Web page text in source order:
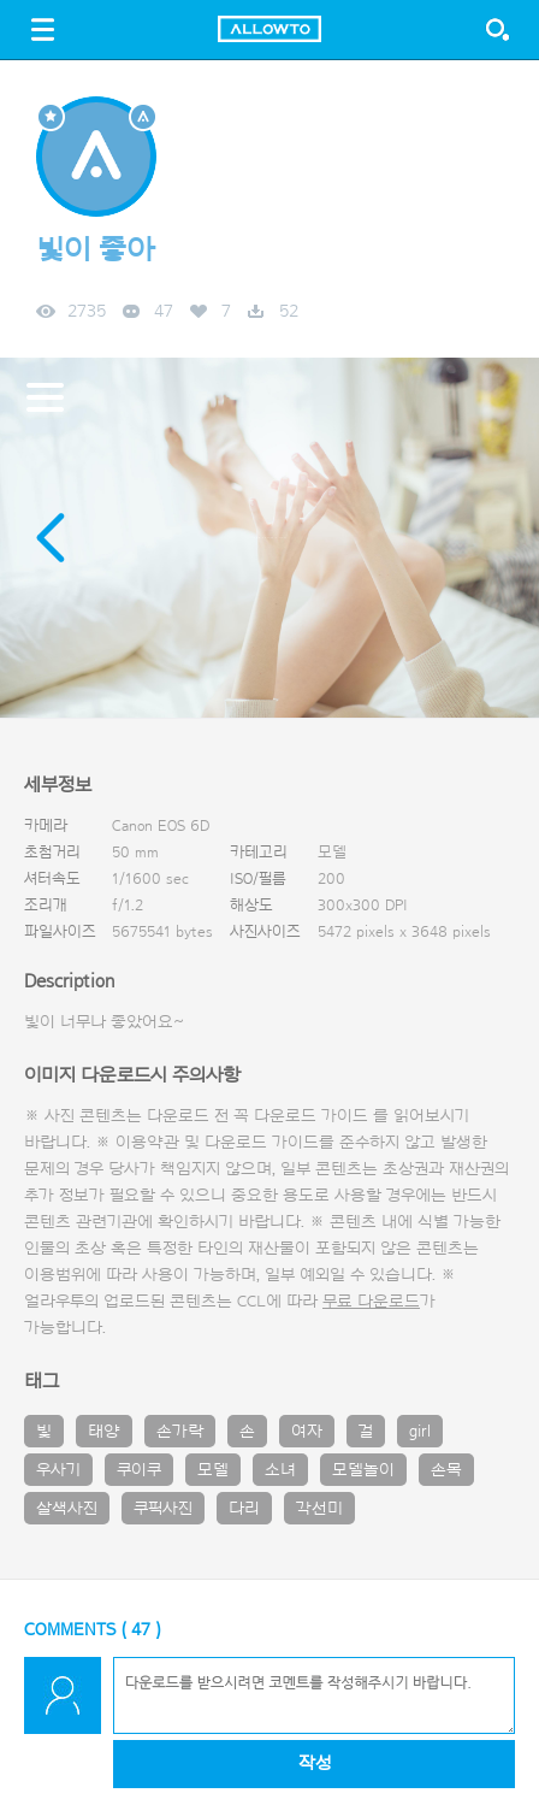
FREE DOWNLOAD
빛이 좋아
2735 47 7 52
세부정보
카메라
Canon EOS 6D
초첨거리
50 mm 카테고리
모델
셔터속도
1/1600 sec ISO/필름
200
조리개
f/1.2 해상도
300x300 DPI
파일사이즈
5675541 bytes 사진사이즈 5472 pixels x 3648 pixels
Description
빛이 너무나 좋았어요~
이미지 다운로드시 주의사항
※ 사진 콘텐츠는 다운로드 전 꼭 다운로드 가이드 를 읽어보시기
바랍니다. ※ 이용약관 및 다운로드 가이드를 준수하지 않고 발생한
문제의 경우 당사가 책임지지 않으며, 일부 콘텐츠는 초상권과 재산권의
추가 정보가 필요할 수 있으니 중요한 용도로 사용할 경우에는 반드시
콘텐츠 관련기관에 확인하시기 바랍니다. ※ 콘텐츠 내에 식별 가능한
인물의 초상 혹은 특정한 타인의 재산물이 포함되지 않은 콘텐츠는
이용범위에 따라 사용이 가능하며, 일부 예외일 수 있습니다. ※
얼라우투의 업로드된 콘텐츠는 CCL에 따라 무료 다운로드가
가능합니다.
태그
빛 태양 손가락 손 여자 걸 girl
우사기 쿠이쿠 모델 소녀 모델놀이 손목
살색사진 쿠픽사진 다리 각선미
COMMENTS ( 47 )
작성